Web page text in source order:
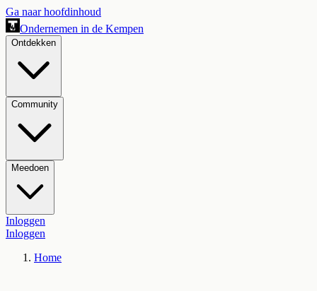
Ga naar hoofdinhoud
Ondernemen in de Kempen
Ontdekken
Community
Meedoen
Inloggen
Inloggen
Home